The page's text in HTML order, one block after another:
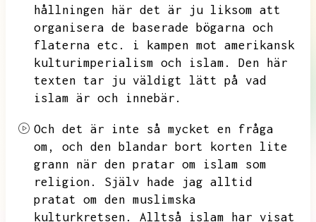
hållningen här det är ju liksom att
organisera de baserade bögarna och
flaterna etc.
i kampen mot amerikansk
kulturimperialism och islam.
Den här
texten tar ju väldigt lätt på vad
islam är och innebär.
Och det är inte så mycket en fråga
om,
och den blandar bort korten lite
grann när den pratar om islam som
religion.
Själv hade jag alltid
pratat om den muslimska
kulturkretsen.
Alltså islam har visat